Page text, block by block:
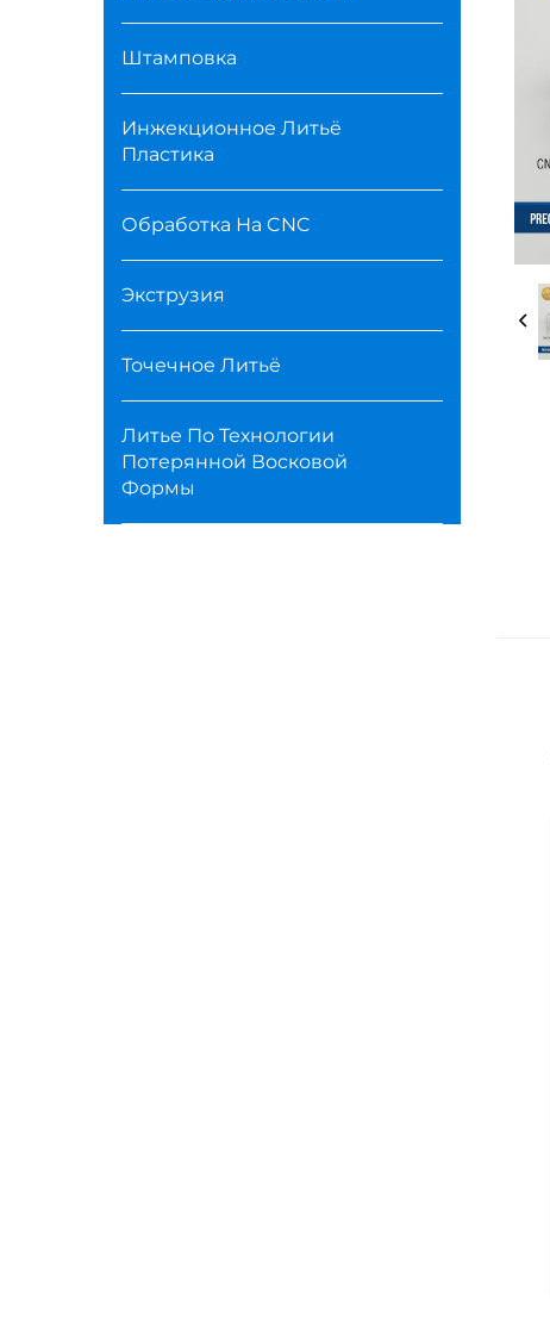
Штамповка
Инжекционное Литьё
Пластика
Обработка На CNC
Экструзия
Точечное Литьё
Литье По Технологии
Потерянной Восковой
Формы